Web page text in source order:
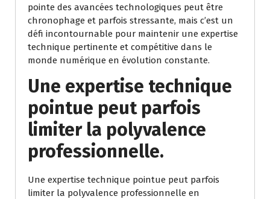
pointe des avancées technologiques peut être
chronophage et parfois stressante, mais c’est un
défi incontournable pour maintenir une expertise
technique pertinente et compétitive dans le
monde numérique en évolution constante.
Une expertise technique
pointue peut parfois
limiter la polyvalence
professionnelle.
Une expertise technique pointue peut parfois
limiter la polyvalence professionnelle en